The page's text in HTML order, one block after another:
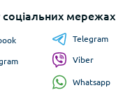
мережах
Telegram
Viber
Whatsapp